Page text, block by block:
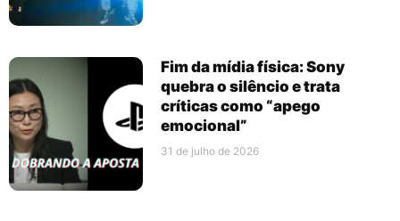
Fim da mídia física: Sony
quebra o silêncio e trata
críticas como “apego
emocional”
31 de julho de 2026